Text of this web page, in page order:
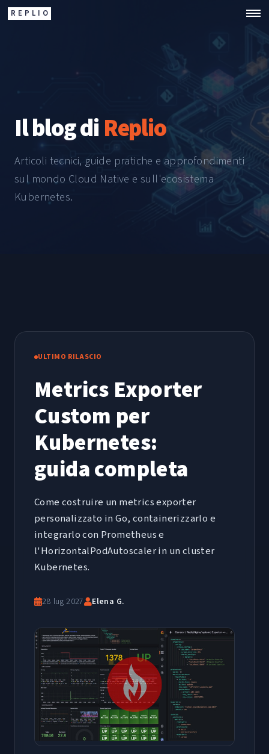
REPLIO
Il blog diReplio
Articoli tecnici, guide pratiche e approfondimenti
sul mondo Cloud Native e sull'ecosistema
Kubernetes.
ULTIMO RILASCIO
Metrics Exporter
Custom per
Kubernetes:
guida completa
Come costruire un metrics exporter
personalizzato in Go, containerizzarlo e
integrarlo con Prometheus e
l'HorizontalPodAutoscaler in un cluster
Kubernetes.
28 lug 2027 Elena G.